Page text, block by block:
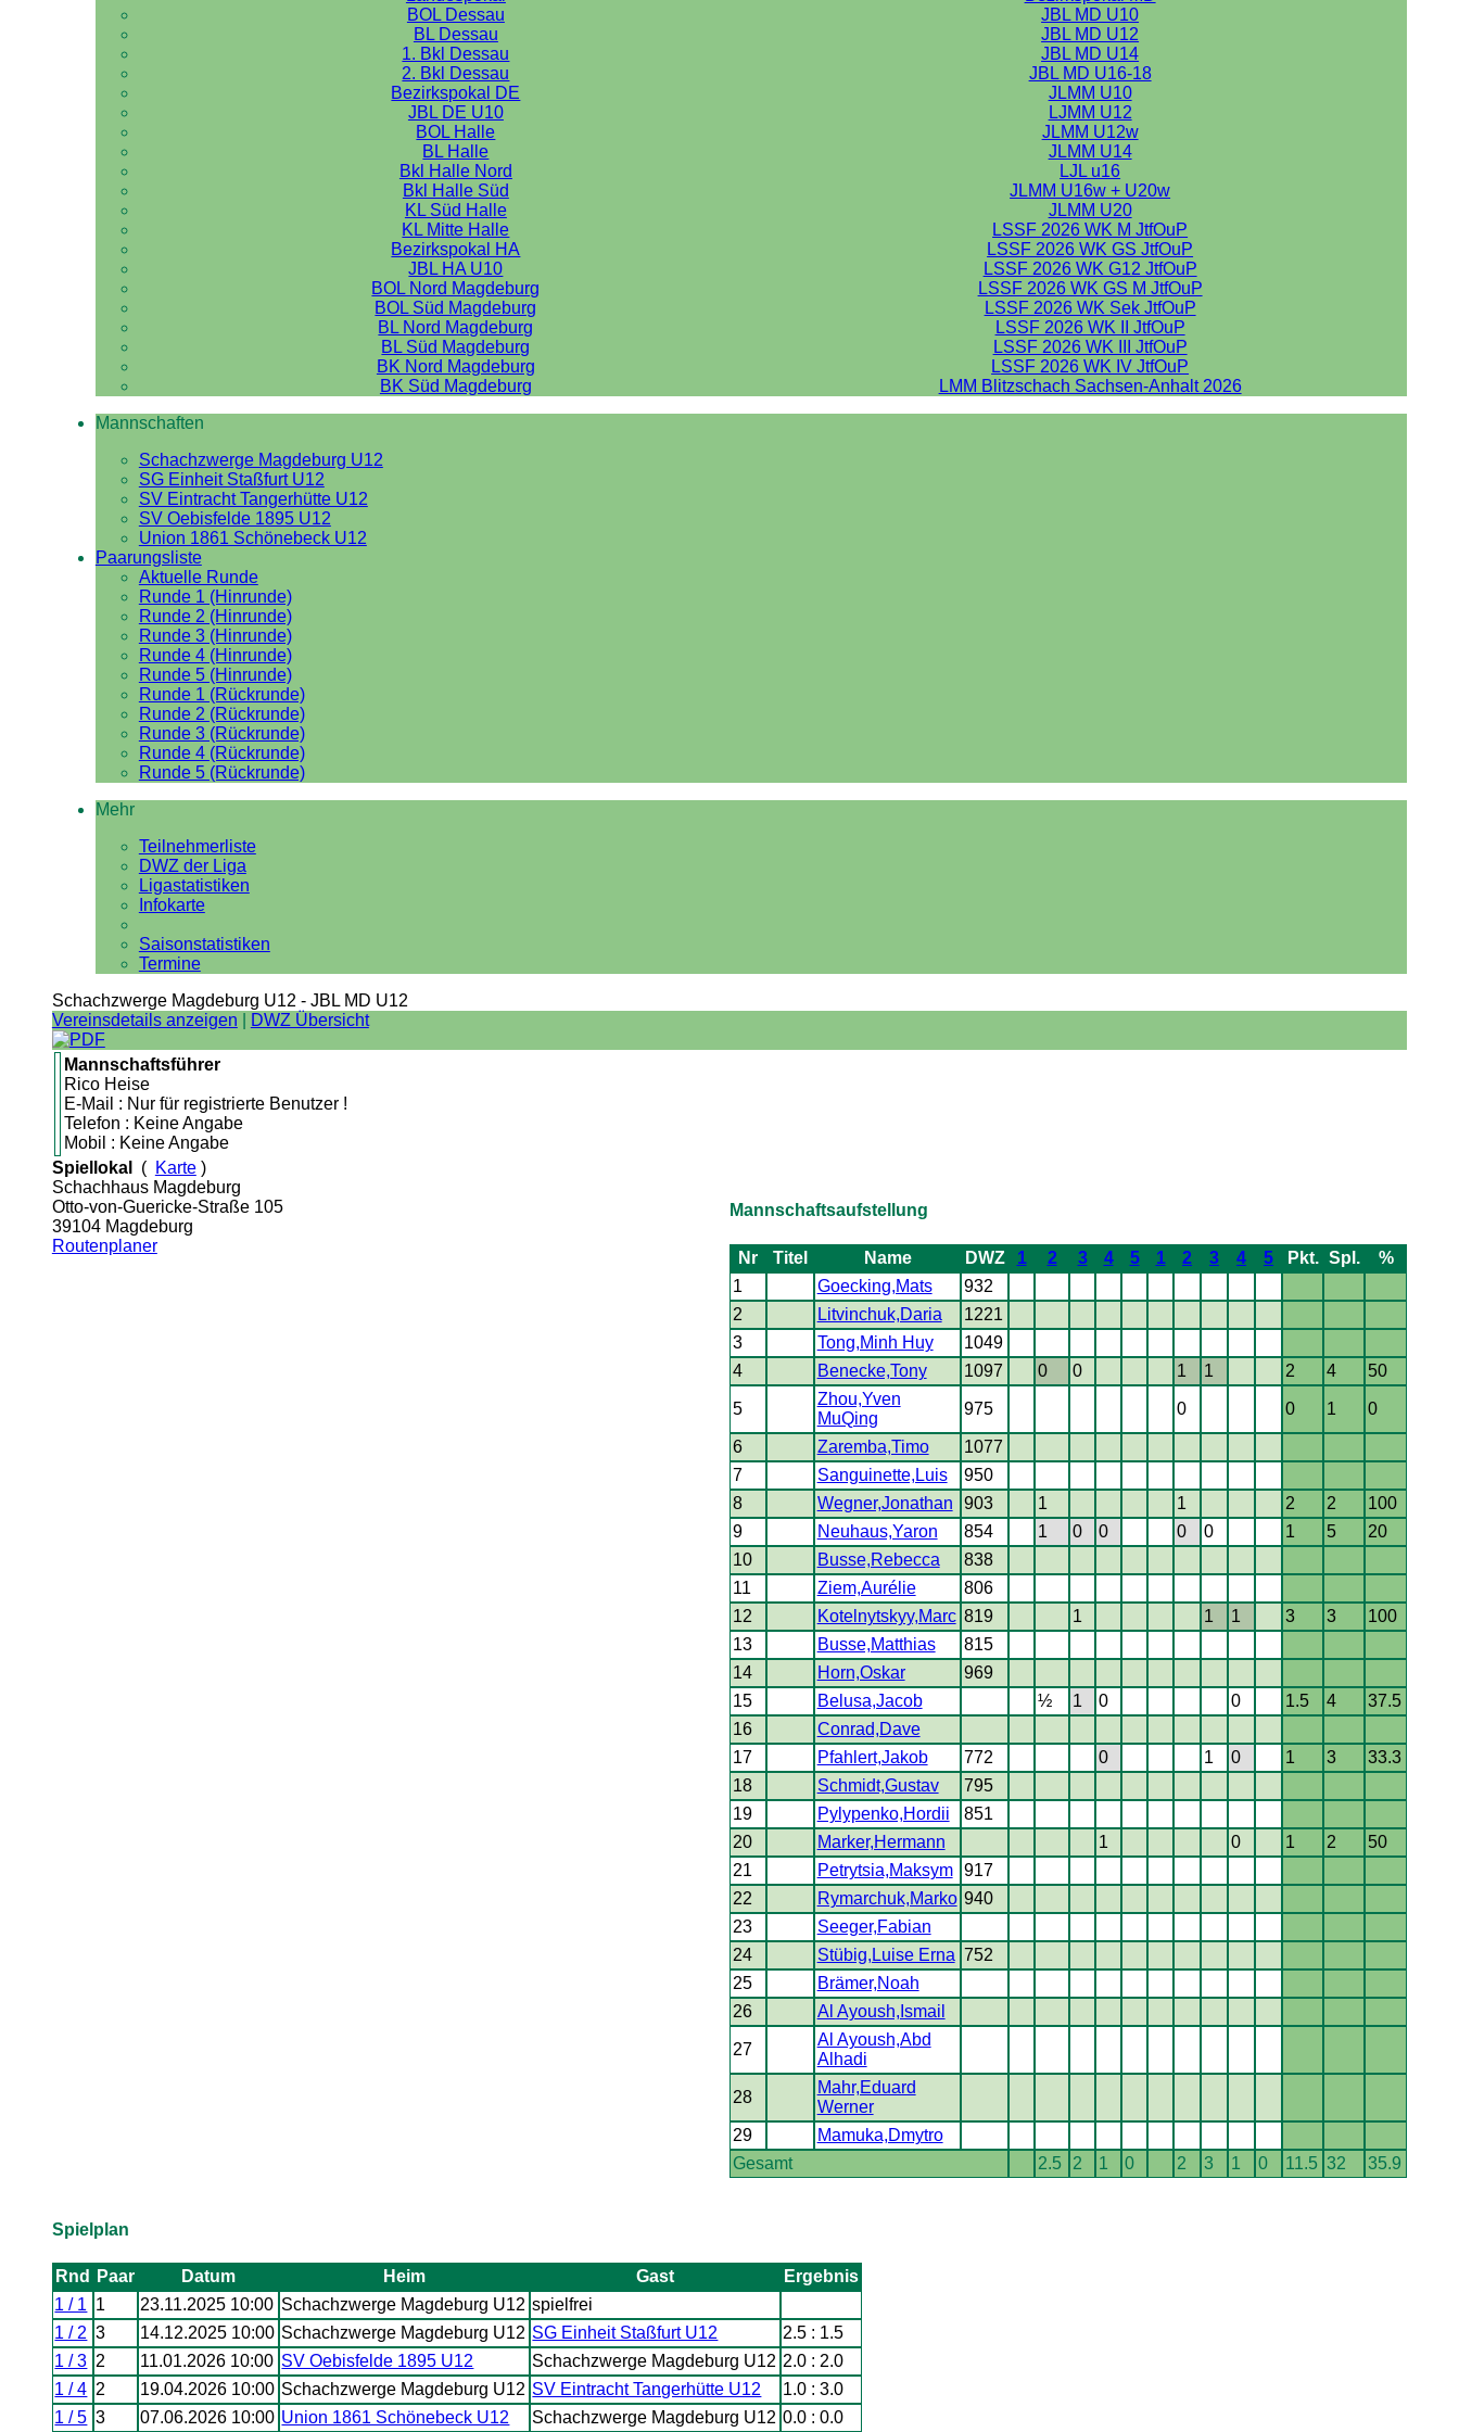
BOL Dessau
JBL MD U10
BL Dessau
JBL MD U12
1. Bkl Dessau
JBL MD U14
2. Bkl Dessau
JBL MD U16-18
Bezirkspokal DE
JLMM U10
JBL DE U10
LJMM U12
BOL Halle
JLMM U12w
BL Halle
JLMM U14
Bkl Halle Nord
LJL u16
Bkl Halle Süd
JLMM U16w + U20w
KL Süd Halle
JLMM U20
KL Mitte Halle
LSSF 2026 WK M JtfOuP
Bezirkspokal HA
LSSF 2026 WK GS JtfOuP
JBL HA U10
LSSF 2026 WK G12 JtfOuP
BOL Nord Magdeburg
LSSF 2026 WK GS M JtfOuP
BOL Süd Magdeburg
LSSF 2026 WK Sek JtfOuP
BL Nord Magdeburg
LSSF 2026 WK II JtfOuP
BL Süd Magdeburg
LSSF 2026 WK III JtfOuP
BK Nord Magdeburg
LSSF 2026 WK IV JtfOuP
BK Süd Magdeburg
LMM Blitzschach Sachsen-Anhalt 2026
Mannschaften
Schachzwerge Magdeburg U12
SG Einheit Staßfurt U12
SV Eintracht Tangerhütte U12
SV Oebisfelde 1895 U12
Union 1861 Schönebeck U12
Paarungsliste
Aktuelle Runde
Runde 1 (Hinrunde)
Runde 2 (Hinrunde)
Runde 3 (Hinrunde)
Runde 4 (Hinrunde)
Runde 5 (Hinrunde)
Runde 1 (Rückrunde)
Runde 2 (Rückrunde)
Runde 3 (Rückrunde)
Runde 4 (Rückrunde)
Runde 5 (Rückrunde)
Mehr
Teilnehmerliste
DWZ der Liga
Ligastatistiken
Infokarte
Saisonstatistiken
Termine
Schachzwerge Magdeburg U12 - JBL MD U12
Vereinsdetails anzeigen
DWZ Übersicht
Mannschaftsführer
Rico Heise
E-Mail : Nur für registrierte Benutzer !
Telefon : Keine Angabe
Mobil : Keine Angabe
Spiellokal
( Karte)
Schachhaus Magdeburg
Otto-von-Guericke-Straße 105
39104 Magdeburg
Routenplaner
Mannschaftsaufstellung
Nr Titel Name DWZ 1 2 3 4 5 1 2 3 4 5 Pkt. Spl.
%
1
Goecking,Mats
932
2
Litvinchuk,Daria
1221
3
Tong,Minh Huy
1049
4
Benecke,Tony 1097 0 0 1 1 2 4 50
5
Zhou,Yven
MuQing
975 0 0 1 0
6 Zaremba,Timo
1077
7
Sanguinette,Luis
950
8
Wegner,Jonathan 903 1 1 2 2
100
9
Neuhaus,Yaron 854 1 0 0 0 0 1 5
20
10
Busse,Rebecca
838
11
Ziem,Aurélie
806
12
Kotelnytskyy,Marc 819 1 1 1 3 3
100
13
Busse,Matthias
815
14
Horn,Oskar
969
15
Belusa,Jacob ½ 1 0 0 1.5 4
37.5
16
Conrad,Dave
17
Pfahlert,Jakob 772 0 1 0 1 3
33.3
18
Schmidt,Gustav
795
19
Pylypenko,Hordii
851
20
Marker,Hermann 1 0 1 2
50
21
Petrytsia,Maksym
917
22
Rymarchuk,Marko 940
23
Seeger,Fabian
24
Stübig,Luise Erna 752
25
Brämer,Noah
26
Al Ayoush,Ismail
27
Al Ayoush,Abd
Alhadi
28
Mahr,Eduard
Werner
29
Mamuka,Dmytro
Gesamt
2.5 2 1 0 2 3 1 0 11.5 32 35.9
Spielplan
Rnd Paar Datum Heim Gast
Ergebnis
1 / 1 1 23.11.2025 10:00 Schachzwerge Magdeburg U12 spielfrei
1 / 2 3 14.12.2025 10:00 Schachzwerge Magdeburg U12 SG Einheit Staßfurt U12
2.5 : 1.5
1 / 3 2 11.01.2026 10:00 SV Oebisfelde 1895 U12 Schachzwerge Magdeburg U12 2.0 : 2.0
1 / 4 2 19.04.2026 10:00 Schachzwerge Magdeburg U12 SV Eintracht Tangerhütte U12
1.0 : 3.0
1 / 5 3 07.06.2026 10:00 Union 1861 Schönebeck U12 Schachzwerge Magdeburg U12 0.0 : 0.0